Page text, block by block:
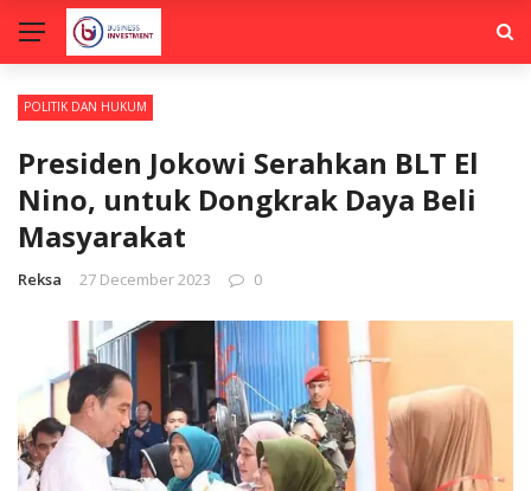
POLITIK DAN HUKUM
Presiden Jokowi Serahkan BLT El
Nino, untuk Dongkrak Daya Beli
Masyarakat
Reksa 27 December 2023 0